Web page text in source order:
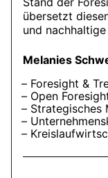
übersetzt
und
Melanies
Foresight &
Open
Strategisches